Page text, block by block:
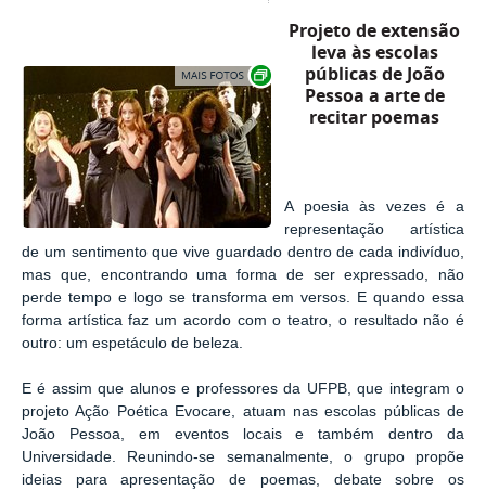
Exibir carrossel de imagens
Projeto de extensão
leva às escolas
públicas de João
Pessoa a arte de
recitar poemas
A poesia às vezes é a
representação artística
de um sentimento que vive guardado dentro de cada indivíduo,
mas que, encontrando uma forma de ser expressado, não
perde tempo e logo se transforma em versos. E quando essa
forma artística faz um acordo com o teatro, o resultado não é
outro: um espetáculo de beleza.
E é assim que alunos e professores da UFPB, que integram o
projeto Ação Poética Evocare, atuam nas escolas públicas de
João Pessoa, em eventos locais e também dentro da
Universidade. Reunindo-se semanalmente, o grupo propõe
ideias para apresentação de poemas, debate sobre os